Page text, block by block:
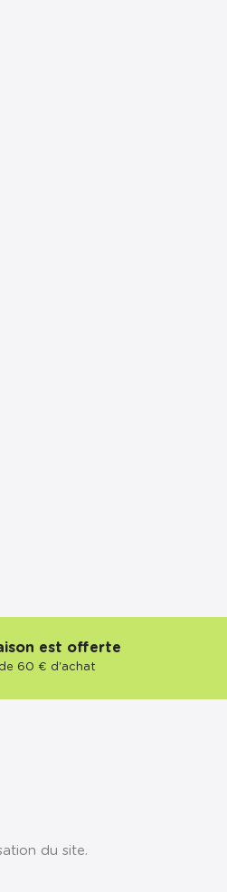
est offerte
60 € d'achat
du site.